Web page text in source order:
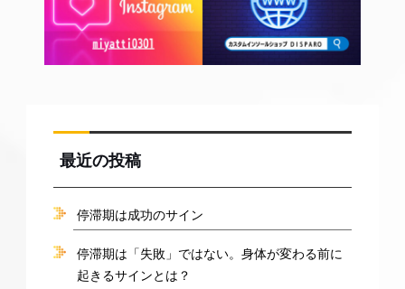
最近の投稿
停滞期は成功のサイン
停滞期は「失敗」ではない。身体が変わる前に
起きるサインとは？